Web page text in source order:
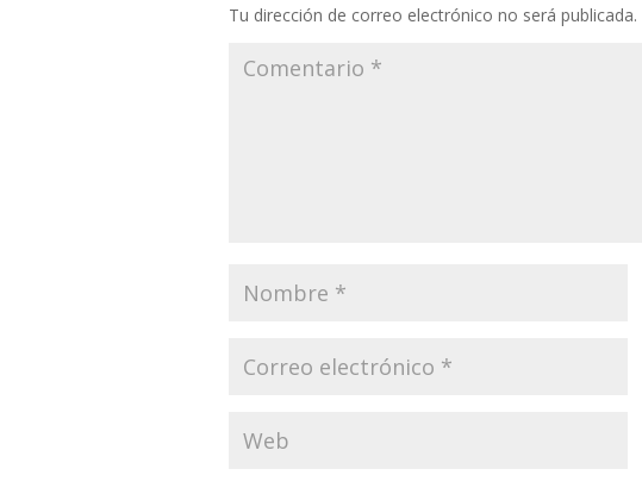
Tu dirección de correo electrónico no será publicada.